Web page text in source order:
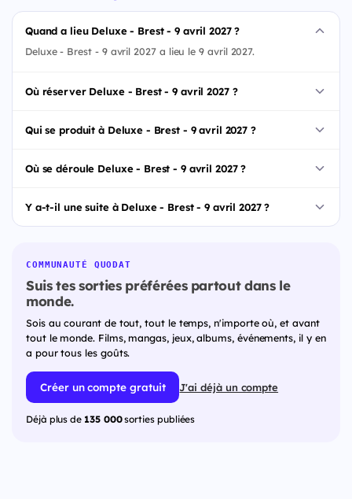
Quand a lieu Deluxe - Brest - 9 avril 2027 ?
Deluxe - Brest - 9 avril 2027 a lieu le 9 avril 2027.
Où réserver Deluxe - Brest - 9 avril 2027 ?
Qui se produit à Deluxe - Brest - 9 avril 2027 ?
Où se déroule Deluxe - Brest - 9 avril 2027 ?
Y a-t-il une suite à Deluxe - Brest - 9 avril 2027 ?
COMMUNAUTÉ QUODAT
Suis tes sorties préférées partout dans le
monde.
Sois au courant de tout, tout le temps, n'importe où, et avant
tout le monde. Films, mangas, jeux, albums, événements, il y en
a pour tous les goûts.
Créer un compte gratuit J'ai déjà un compte
Déjà plus de 135 000sorties publiées